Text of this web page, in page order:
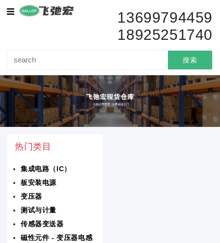
13699794459
18925251740
搜索
集成电路（IC）
变压器
电路保护
电容器
电阻器
分立半导体产品
隔离器
电池产品
电感器线圈扼流圈
RF/IF射频/中频和 RFID
热门类目
集成电路（IC）
板安装电源
变压器
测试与计量
传感器变送器
磁性元件 - 变压器电感